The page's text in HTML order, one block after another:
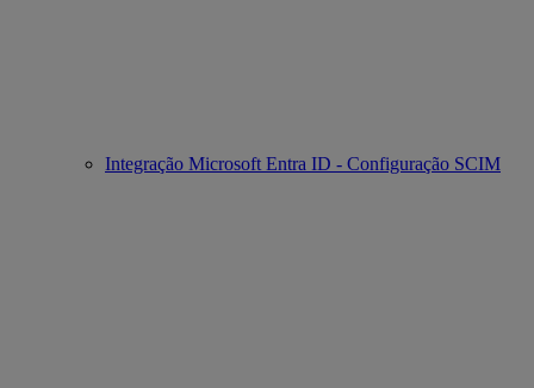
Integração Microsoft Entra ID - Configuração SCIM